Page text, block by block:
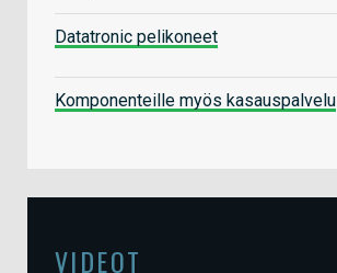
Datatronic pelikoneet
Komponenteille myös kasauspalvelu
VIDEOT